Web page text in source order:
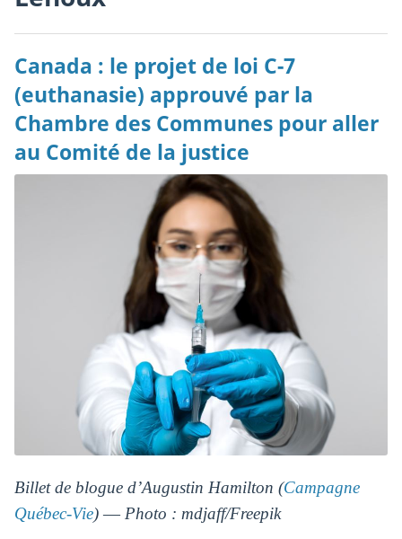
Canada : le projet de loi C-7
(euthanasie) approuvé par la
Chambre des Communes pour aller
au Comité de la justice
Billet de blogue d’Augustin Hamilton (Campagne
Québec-Vie) ― Photo : mdjaff/Freepik